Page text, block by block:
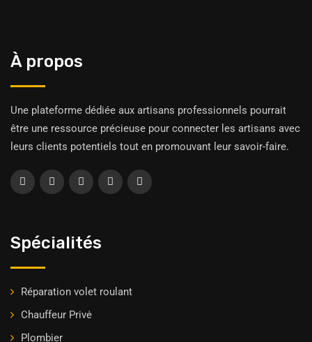
À propos
Une plateforme dédiée aux artisans professionnels pourrait
être une ressource précieuse pour connecter les artisans avec
leurs clients potentiels tout en promouvant leur savoir-faire.
Spécialités
Réparation volet roulant
Chauffeur Privė
Plombier